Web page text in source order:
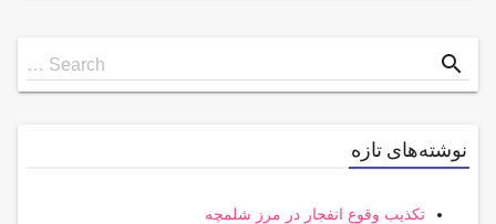
Search
for
Search … search
نوشته‌های تازه
تکذیب وقوع انفجار در مرز شلمچه